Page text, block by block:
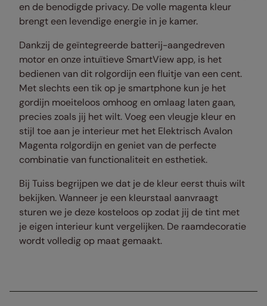
en de benodigde privacy. De volle magenta kleur
brengt een levendige energie in je kamer.
Dankzij de geïntegreerde batterij-aangedreven
motor en onze intuïtieve SmartView app, is het
bedienen van dit rolgordijn een fluitje van een cent.
Met slechts een tik op je smartphone kun je het
gordijn moeiteloos omhoog en omlaag laten gaan,
precies zoals jij het wilt. Voeg een vleugje kleur en
stijl toe aan je interieur met het Elektrisch Avalon
Magenta rolgordijn en geniet van de perfecte
combinatie van functionaliteit en esthetiek.
Bij Tuiss begrijpen we dat je de kleur eerst thuis wilt
bekijken. Wanneer je een kleurstaal aanvraagt
sturen we je deze kosteloos op zodat jij de tint met
je eigen interieur kunt vergelijken. De raamdecoratie
wordt volledig op maat gemaakt.